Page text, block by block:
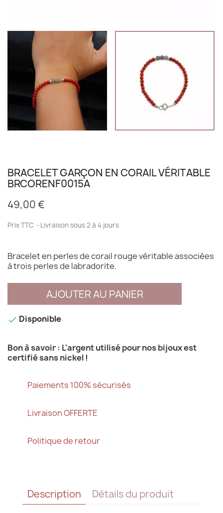
BRACELET GARÇON EN CORAIL VÉRITABLE
BRCORENF0015A
49,00 €
Prix TTC Livraison sous 2 à 4 jours
Bracelet en perles de corail rouge véritable associées
à trois perles de labradorite.
AJOUTER AU PANIER
 Disponible
Bon à savoir : L'argent utilisé pour nos bijoux est
certifié sans nickel !
Paiements 100% sécurisés
Livraison OFFERTE
Politique de retour
Description Détails du produit